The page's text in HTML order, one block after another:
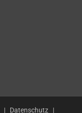
| Datenschutz |